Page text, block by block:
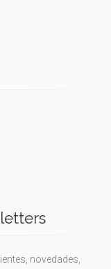
novedades,